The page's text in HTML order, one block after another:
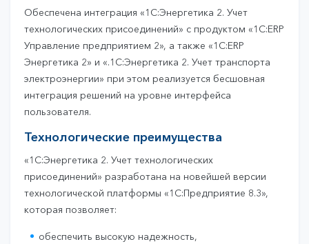
Обеспечена интеграция «1С:Энергетика 2. Учет
технологических присоединений» с продуктом «1С:ERP
Управление предприятием 2», а также «1С:ERP
Энергетика 2» и «.1С:Энергетика 2. Учет транспорта
электроэнергии» при этом реализуется бесшовная
интеграция решений на уровне интерфейса
пользователя.
Технологические преимущества
«1С:Энергетика 2. Учет технологических
присоединений» разработана на новейшей версии
технологической платформы «1С:Предприятие 8.3»,
которая позволяет:
обеспечить высокую надежность,